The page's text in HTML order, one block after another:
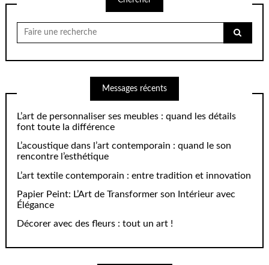
Chercher
pour:
Messages récents
L’art de personnaliser ses meubles : quand les détails
font toute la différence
L’acoustique dans l’art contemporain : quand le son
rencontre l’esthétique
L’art textile contemporain : entre tradition et innovation
Papier Peint: L’Art de Transformer son Intérieur avec
Élégance
Décorer avec des fleurs : tout un art !